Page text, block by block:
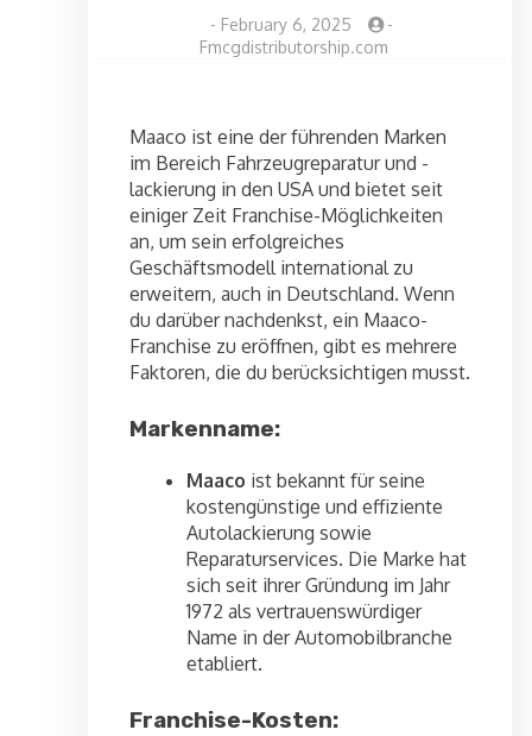
- February 6, 2025
-
Fmcgdistributorship.com
Maaco ist eine der führenden Marken
im Bereich Fahrzeugreparatur und -
lackierung in den USA und bietet seit
einiger Zeit Franchise-Möglichkeiten
an, um sein erfolgreiches
Geschäftsmodell international zu
erweitern, auch in Deutschland. Wenn
du darüber nachdenkst, ein Maaco-
Franchise zu eröffnen, gibt es mehrere
Faktoren, die du berücksichtigen musst.
Markenname:
Maaco ist bekannt für seine
kostengünstige und effiziente
Autolackierung sowie
Reparaturservices. Die Marke hat
sich seit ihrer Gründung im Jahr
1972 als vertrauenswürdiger
Name in der Automobilbranche
etabliert.
Franchise-Kosten: